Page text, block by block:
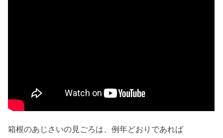
箱根のあじさいの見ごろは、例年どおりであれば